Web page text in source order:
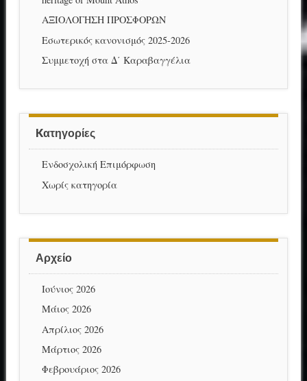
ΑΞΙΟΛΟΓΗΣΗ ΠΡΟΣΦΟΡΩΝ
Εσωτερικός κανονισμός 2025-2026
Συμμετοχή στα Δ΄ Καραβαγγέλια
Kατηγορίες
Ενδοσχολική Επιμόρφωση
Χωρίς κατηγορία
Αρχείο
Ιούνιος 2026
Μάιος 2026
Απρίλιος 2026
Μάρτιος 2026
Φεβρουάριος 2026